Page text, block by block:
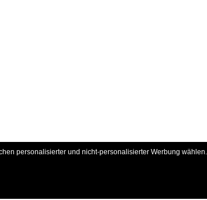
personalisierter und nicht-personalisierter Werbung wählen.